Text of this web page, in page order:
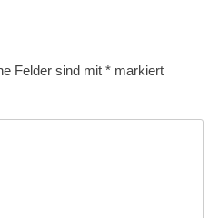
Felder sind mit * markiert